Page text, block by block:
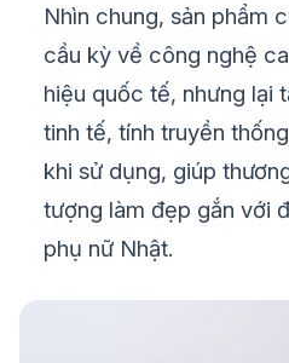
Nhìn chung, sản phẩm
cầu kỳ về công nghệ
hiệu quốc tế, nhưng lại
tinh tế, tính truyền
khi sử dụng, giúp
tượng làm đẹp gắn với
phụ nữ Nhật.